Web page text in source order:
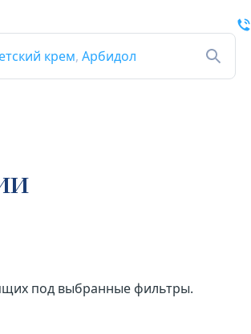
крем, Арбидол
под выбранные фильтры.